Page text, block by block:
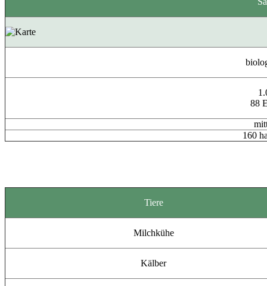
88
160
Tiere
Milchkühe
Kälber